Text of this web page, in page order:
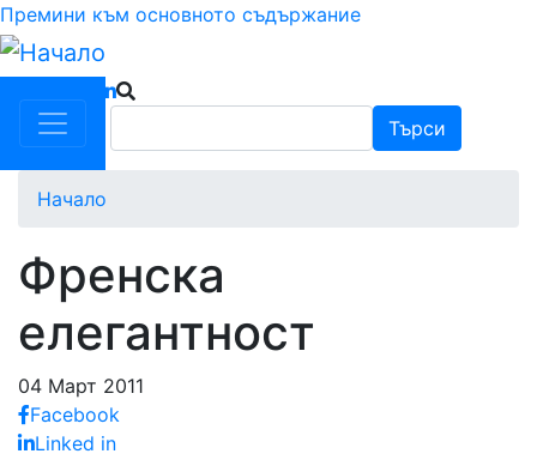
Премини към основното съдържание
Търси
Начало
Френска
елегантност
04 Март 2011
Facebook
Linked in